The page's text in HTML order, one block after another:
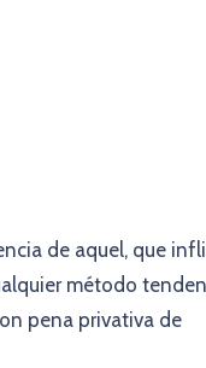
de aquel, que
método
pena privativa de